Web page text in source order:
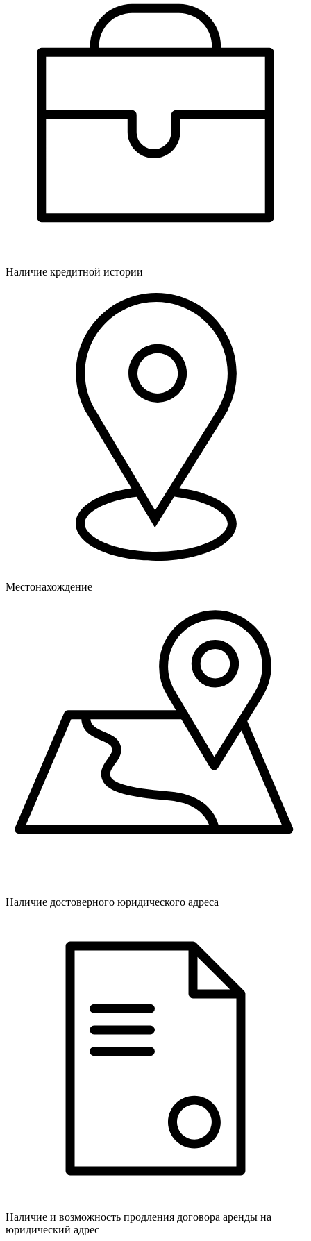
Наличие кредитной истории
Местонахождение
Наличие достоверного юридического адреса
Наличие и возможность продления договора аренды на
юридический адрес